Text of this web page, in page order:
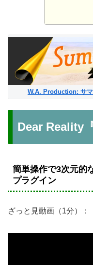
W.A. Production: サマ
Dear Reality
簡単操作で3次元的
プラグイン
ざっと見動画（1分）：